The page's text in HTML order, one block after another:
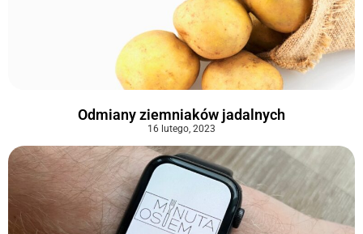
Odmiany ziemniaków jadalnych
16 lutego, 2023